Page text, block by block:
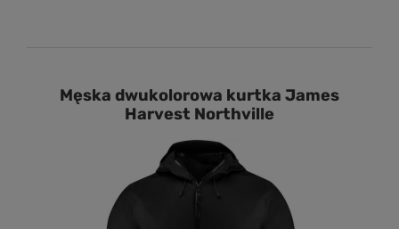
Męska dwukolorowa kurtka James
Harvest Northville